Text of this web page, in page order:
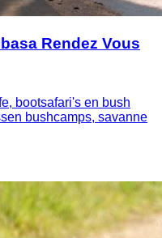
Rendez Vous
bootsafari's en bush
bushcamps, savanne